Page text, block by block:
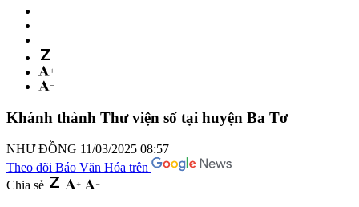
Khánh thành Thư viện số tại huyện Ba Tơ
NHƯ ĐỒNG 11/03/2025 08:57
Theo dõi Báo Văn Hóa trên
Chia sẻ